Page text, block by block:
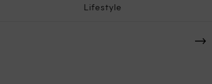
Lifestyle